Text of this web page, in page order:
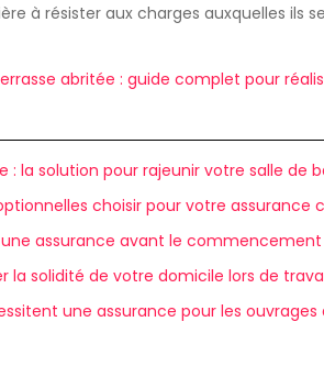
à résister aux charges auxquelles ils
abritée : guide complet pour
: la solution pour rajeunir votre salle de
choisir pour votre assurance
une assurance avant le
la solidité de votre domicile lors de
une assurance pour les